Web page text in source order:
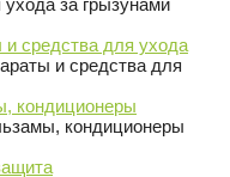
за грызунами
средства для ухода
и средства для
кондиционеры
кондиционеры